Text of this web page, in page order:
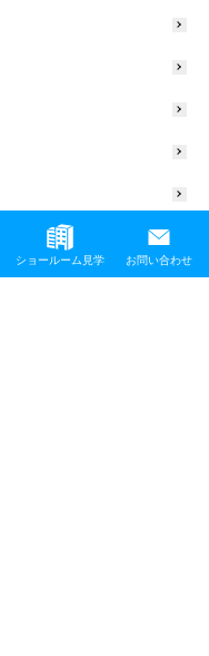
ショールーム見学 お問い合わせ